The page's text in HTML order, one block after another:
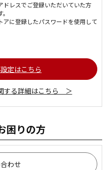
レスでご登録いただいていた方
アに登録したパスワードを使用して
定はこちら
する詳細はこちら ＞
困りの方
わせ